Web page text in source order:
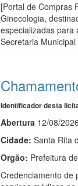
[Portal de Compras
Ginecologia,
especializadas para
Secretaria
Identificador desta
Abertura 12/08/
Cidade: Santa Rita
Orgão: Prefeitura
Credenciamento de